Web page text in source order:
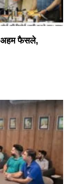
अहम फैसले,